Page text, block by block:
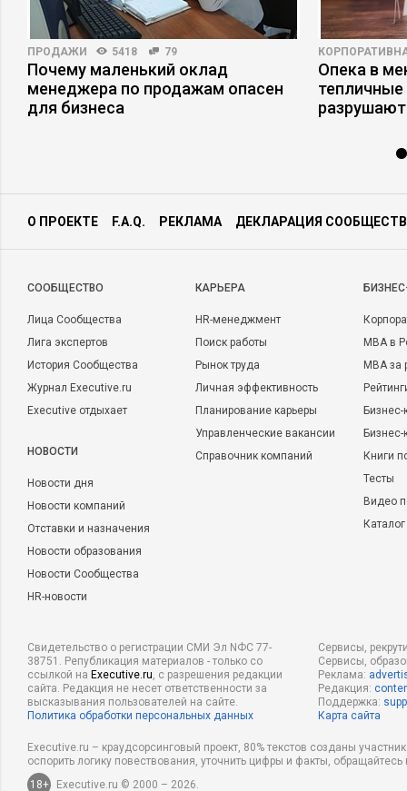
ПРОДАЖИ 5418 79
Почему маленький оклад
менеджера по продажам опасен
для бизнеса
Опека в
О ПРОЕКТЕ F.A.Q. РЕКЛАМА ДЕКЛАРАЦИЯ
CООБЩЕСТВО
Лица Сообщества
Лига экспертов
История Сообщества
Журнал Executive.ru
Executive отдыхает
НОВОСТИ
Новости дня
Новости компаний
Отставки и назначения
Новости образования
Новости Сообщества
HR-новости
КАРЬЕРА
HR-менеджмент
Поиск работы
Рынок труда
Личная эффективность
Планирование карьеры
Управленческие вакансии
Справочник компаний
MBA в
MBA
Бизнес-
Книги
Тесты
Видео
Свидетельство о регистрации СМИ Эл NФС 77-
38751. Републикация материалов - только со
ссылкой на Executive.ru, с разрешения редакции
сайта. Редакция не несет ответственности за
высказывания пользователей на сайте.
Политика обработки персональных данных
Сервисы,
Сервисы,
Реклама:
Редакция:
Поддержка:
Карта сайта
Executive.ru – краудсорсинговый проект, 80% текстов созданы
оспорить логику повествования, уточнить цифры и факты,
18+
Executive.ru © 2000 – 2026.